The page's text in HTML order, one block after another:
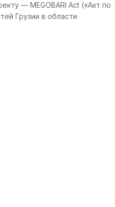
— MEGOBARI Act («Акт по
Грузии в области